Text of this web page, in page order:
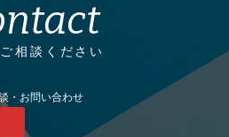
相談ください
・お問い合わせ